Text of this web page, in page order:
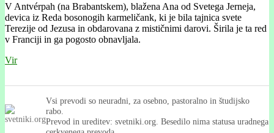
V Antvérpah (na Brabantskem), blažena Ana od Svetega Jerneja,
devica iz Reda bosonogih karmeličank, ki je bila tajnica svete
Terezije od Jezusa in obdarovana z mističnimi darovi. Širila je ta red
v Franciji in ga pogosto obnavljala.
Vir
Vsi prevodi so neuradni, za osebno, pastoralno in študijsko
rabo.
Prevod in ureditev: svetniki.org. Besedilo nima statusa uradnega